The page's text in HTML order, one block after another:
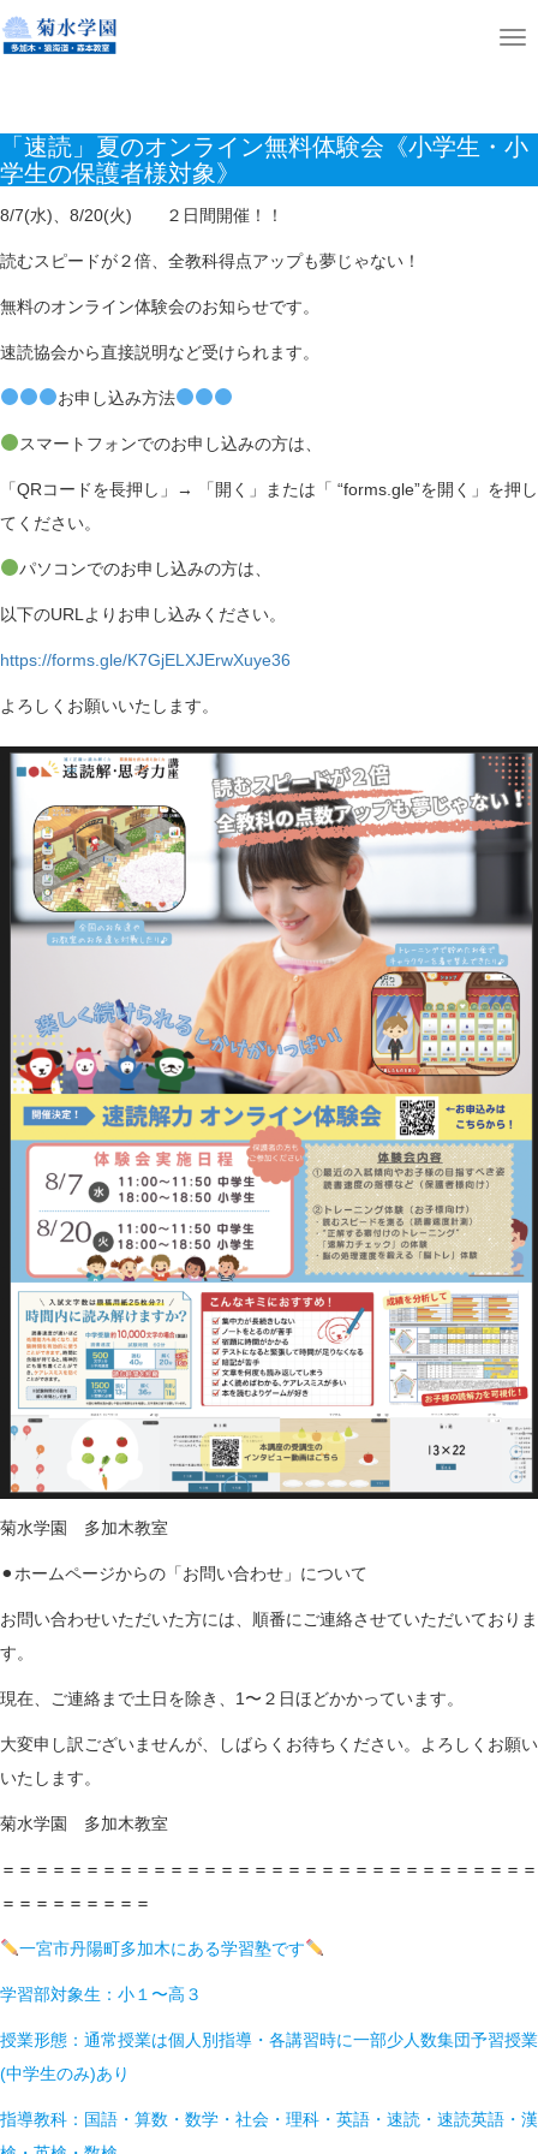
T
g
i
ホーム ニュース
「速読」夏のオンライン無料体験会《小学生・小学生の保護者様対象》
「速読」夏のオンライン無料体験会《小学生・小
学生の保護者様対象》
8/7(水)、8/20(火) ２日間開催！！
読むスピードが２倍、全教科得点アップも夢じゃない！
無料のオンライン体験会のお知らせです。
速読協会から直接説明など受けられます。
お申し込み方法
スマートフォンでのお申し込みの方は、
「QRコードを長押し」→ 「開く」または「 “forms.gle”を開く」を押し
てください。
パソコンでのお申し込みの方は、
以下のURLよりお申し込みください。
https://forms.gle/K7GjELXJErwXuye36
よろしくお願いいたします。
菊水学園 多加木教室
⚫︎ホームページからの「お問い合わせ」について
お問い合わせいただいた方には、順番にご連絡させていただいておりま
す。
現在、ご連絡まで土日を除き、1〜２日ほどかかっています。
大変申し訳ございませんが、しばらくお待ちください。よろしくお願い
いたします。
菊水学園 多加木教室
＝＝＝＝＝＝＝＝＝＝＝＝＝＝＝＝＝＝＝＝＝＝＝＝＝＝＝＝＝＝＝＝
＝＝＝＝＝＝＝＝＝
一宮市丹陽町多加木にある学習塾です
学習部対象生：小１〜高３
授業形態：通常授業は個人別指導・各講習時に一部少人数集団予習授業
(中学生のみ)あり
指導教科：国語・算数・数学・社会・理科・英語・速読・速読英語・漢